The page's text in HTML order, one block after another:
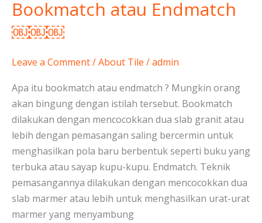
Bookmatch atau Endmatch
￼￼￼
Leave a Comment/About Tile /admin
Apa itu bookmatch atau endmatch ? Mungkin orang
akan bingung dengan istilah tersebut. Bookmatch
dilakukan dengan mencocokkan dua slab granit atau
lebih dengan pemasangan saling bercermin untuk
menghasilkan pola baru berbentuk seperti buku yang
terbuka atau sayap kupu-kupu. Endmatch. Teknik
pemasangannya dilakukan dengan mencocokkan dua
slab marmer atau lebih untuk menghasilkan urat-urat
marmer yang menyambung
￼